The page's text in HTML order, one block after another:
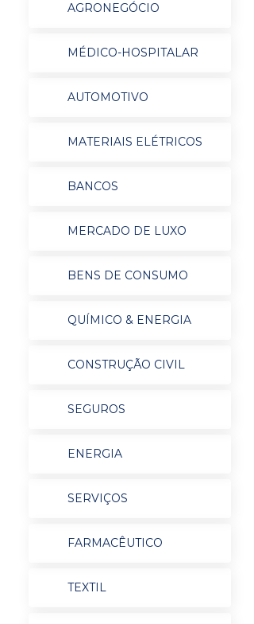
AGRONEGÓCIO
MÉDICO-HOSPITALAR
AUTOMOTIVO
MATERIAIS ELÉTRICOS
BANCOS
MERCADO DE LUXO
BENS DE CONSUMO
QUÍMICO & ENERGIA
CONSTRUÇÃO CIVIL
SEGUROS
ENERGIA
SERVIÇOS
FARMACÊUTICO
TEXTIL